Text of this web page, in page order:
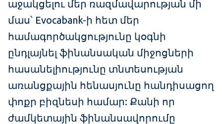
աջակցելու մեր ռազմավարության մի
մաս՝ Evocabank-ի հետ մեր
համագործակցությունը կօգնի
ընդլայնել ֆինանսական միջոցների
հասանելիությունը տնտեսության
առանցքային հենասյունը հանդիսացող
փոքր բիզնեսի համար: Քանի որ
ժամկետային ֆինանսավորումը